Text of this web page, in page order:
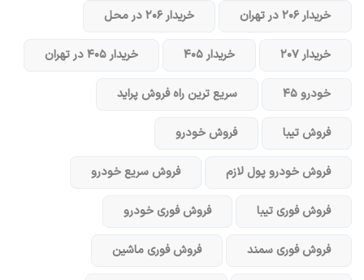
خریدار ۲۰۶ در تهران خریدار ۲۰۶ در محل
خریدار ۲۰۷ خریدار ۴۰۵ خریدار ۴۰۵ در تهران
خودرو ۴۵ سریع ترین راه فروش پراید
فروش تیبا فروش خودرو
فروش خودرو پول لازم فروش سریع خودرو
فروش فوری تیبا فروش فوری خودرو
فروش فوری سمند فروش فوری ماشین